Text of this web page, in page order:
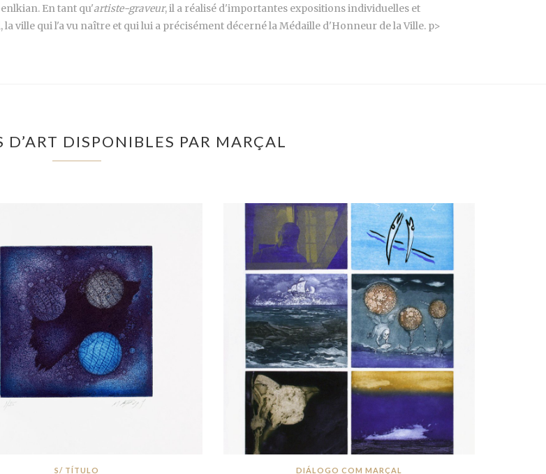
En tant qu'artiste-graveur, il a réalisé d'importantes expositions individuelles et
ville qui l'a vu naître et qui lui a précisément décerné la Médaille d'Honneur de la Ville. p>
D’ART DISPONIBLES PAR MARÇAL
S/ TÍTULO DIÁLOGO COM MARÇAL